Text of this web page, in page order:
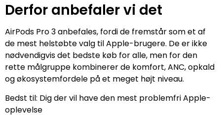
Derfor anbefaler vi det
AirPods Pro 3 anbefales, fordi de fremstår som et af
de mest helstøbte valg til Apple-brugere. De er ikke
nødvendigvis det bedste køb for alle, men for den
rette målgruppe kombinerer de komfort, ANC, opkald
og økosystemfordele på et meget højt niveau.
Bedst til: Dig der vil have den mest problemfri Apple-
oplevelse